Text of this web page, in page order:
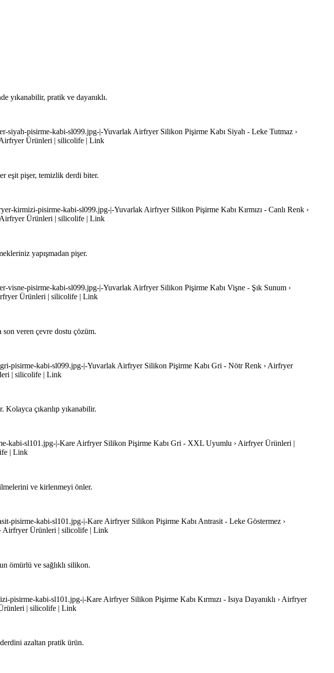
yıkanabilir, pratik ve dayanıklı.
pisirme-kabi-sl099.jpg-|-Yuvarlak Airfryer Silikon Pişirme Kabı Siyah - Leke Tutmaz ›
Ürünleri | silicolife | Link
eşit pişer, temizlik derdi biter.
pisirme-kabi-sl099.jpg-|-Yuvarlak Airfryer Silikon Pişirme Kabı Kırmızı - Canlı Renk ›
Airfryer Ürünleri | silicolife | Link
yapışmadan pişer.
pisirme-kabi-sl099.jpg-|-Yuvarlak Airfryer Silikon Pişirme Kabı Vişne - Şık Sunum ›
Ürünleri | silicolife | Link
veren çevre dostu çözüm.
pisirme-kabi-sl099.jpg-|-Yuvarlak Airfryer Silikon Pişirme Kabı Gri - Nötr Renk › Airfryer
| silicolife | Link
Kolayca çıkarılıp yıkanabilir.
kabi-sl101.jpg-|-Kare Airfryer Silikon Pişirme Kabı Gri - XXL Uyumlu › Airfryer Ürünleri |
| Link
ve kirlenmeyi önler.
pisirme-kabi-sl101.jpg-|-Kare Airfryer Silikon Pişirme Kabı Antrasit - Leke Göstermez ›
Airfryer Ürünleri | silicolife | Link
ömürlü ve sağlıklı silikon.
kabi-sl101.jpg-|-Kare Airfryer Silikon Pişirme Kabı Kırmızı - Isıya Dayanıklı › Airfryer
| silicolife | Link
azaltan pratik ürün.